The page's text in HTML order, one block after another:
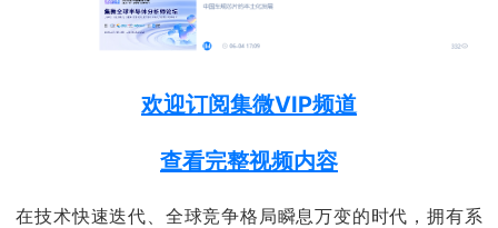
欢迎订阅集微VIP频道
查看完整视频内容
在技术快速迭代、全球竞争格局瞬息万变的时代，拥有系